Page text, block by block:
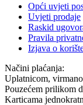
Opći uvjeti
Uvjeti prodaje
Raskid
Pravila
Izjava o
Načini plaćanja:
Uplatnicom,
Pouzećem prilikom
Karticama